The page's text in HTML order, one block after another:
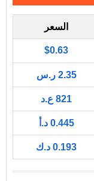
السعر
$0.63
2.35 ر.س
821 ع.د
0.445 د.أ
0.193 د.ك